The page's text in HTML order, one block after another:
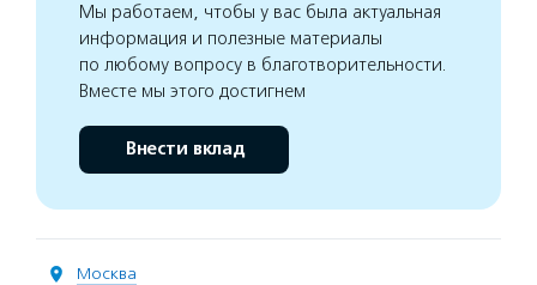
Мы работаем, чтобы у вас была актуальная
информация и полезные материалы
по любому вопросу в благотворительности.
Вместе мы этого достигнем
Внести вклад
Москва